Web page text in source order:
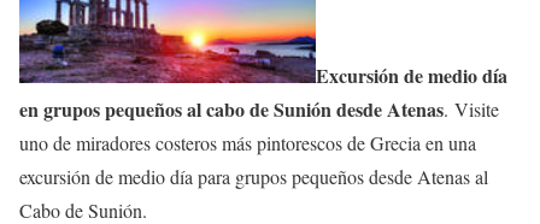
Excursión de medio día
en grupos pequeños al cabo de Sunión desde Atenas. Visite
uno de miradores costeros más pintorescos de Grecia en una
excursión de medio día para grupos pequeños desde Atenas al
Cabo de Sunión.